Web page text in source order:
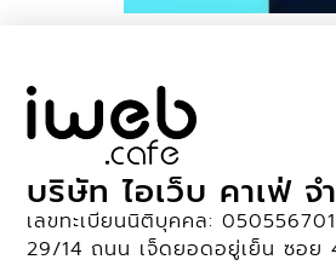
บริษัท ไอเว็บ คาเฟ่ จ
เลขทะเบียนนิติบุคคล:
29/14 ถนน เจ็ดยอดอยู่เย็น ซอย